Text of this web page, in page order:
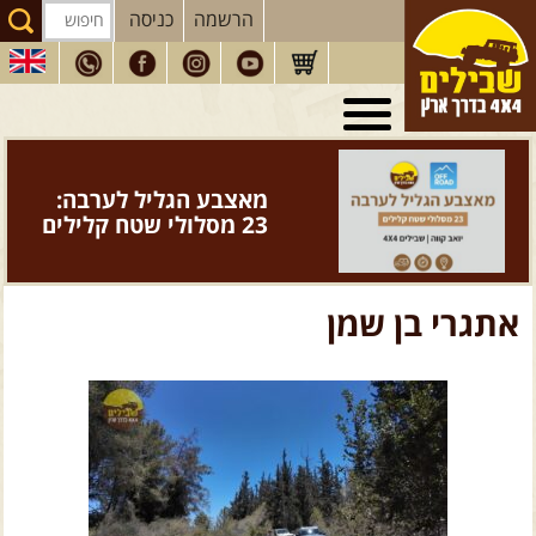
הרשמה כניסה
טיולי 4X4
בארץ
מסעות בעולם
טיוליםלרכב פנאי
הדרכותנהיגה
המדריכיםשלנו
הירשמו לניוזלטר שבילים
הבלוג של יואב קווה
פודקאסט ג'יפאות
מאצבע הגליל לערבה:
23 מסלולי שטח קלילים
אתגרי בן שמן